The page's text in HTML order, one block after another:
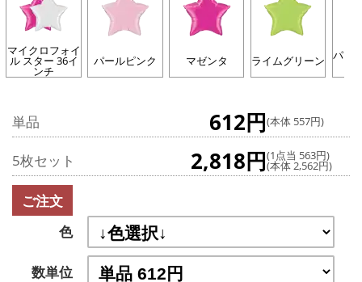
マイクロフォイ
ル スター 36イ
ンチ
パールピンク マゼンタ ライムグリーン パー
単品 612円(本体 557円)
5枚セット 2,818円(1点当 563円)
(本体 2,562円)
ご注文
色
数単位